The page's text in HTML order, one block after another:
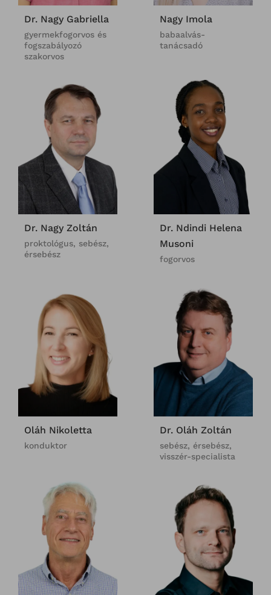
Dr. Nagy Gabriella
gyermekfogorvos és
fogszabályozó
szakorvos
Nagy Imola
babaalvás-
tanácsadó
Dr. Nagy Zoltán
proktológus, sebész,
érsebész
Dr. Ndindi Helena
Musoni
fogorvos
Oláh Nikoletta
konduktor
Dr. Oláh Zoltán
sebész, érsebész,
visszér-specialista